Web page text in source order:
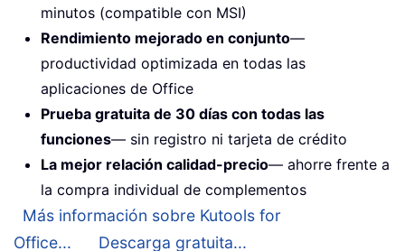
minutos (compatible con MSI)
Rendimiento mejorado en conjunto—
productividad optimizada en todas las
aplicaciones de Office
Prueba gratuita de 30 días con todas las
funciones— sin registro ni tarjeta de crédito
La mejor relación calidad-precio— ahorre frente a
la compra individual de complementos
Más información sobre Kutools for
Office...
Descarga gratuita...